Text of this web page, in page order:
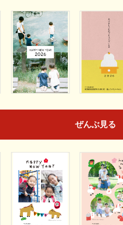
ぜんぶ見る